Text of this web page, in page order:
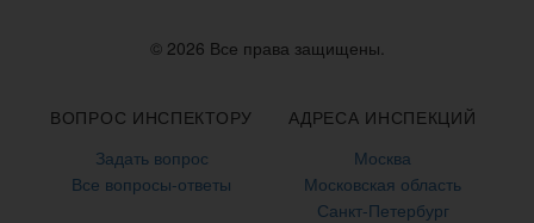
© 2026 Все права защищены.
ВОПРОС ИНСПЕКТОРУ
Задать вопрос
Все вопросы-ответы
АДРЕСА ИНСПЕКЦИЙ
Москва
Московская область
Санкт-Петербург